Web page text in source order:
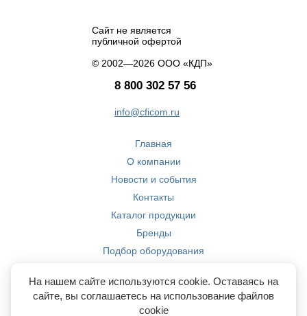
Сайт не является
публичной офертой
© 2002—2026 ООО «КДП»
8 800 302 57 56
info@cficom.ru
Главная
О компании
Новости и события
Контакты
Каталог продукции
Бренды
Подбор оборудования
Компетенции
На нашем сайте используются cookie. Оставаясь на
сайте, вы соглашаетесь на использование файлов
cookie